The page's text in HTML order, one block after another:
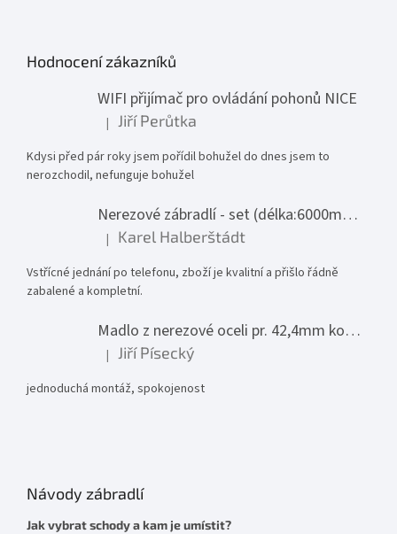
Hodnocení zákazníků
WIFI přijímač pro ovládání pohonů NICE
Hodnocení produktu je 1 z 5 hvězdiček.
| Jiří Perůtka
Kdysi před pár roky jsem pořídil bohužel do dnes jsem to
nerozchodil, nefunguje bohužel
Nerezové zábradlí - set (délka:6000mm x výška:1000mm)
Hodnocení produktu je 5 z 5 hvězdiček.
| Karel Halberštádt
Vstřícné jednání po telefonu, zboží je kvalitní a přišlo řádně
zabalené a kompletní.
Madlo z nerezové oceli pr. 42,4mm komplet - model 0116 - 3000mm
Hodnocení produktu je 5 z 5 hvězdiček.
| Jiří Písecký
jednoduchá montáž, spokojenost
Návody zábradlí
Jak vybrat schody a kam je umístit?